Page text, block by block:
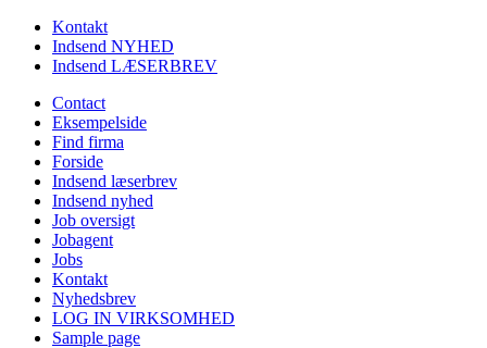
Kontakt
Indsend NYHED
Indsend LÆSERBREV
Contact
Eksempelside
Find firma
Forside
Indsend læserbrev
Indsend nyhed
Job oversigt
Jobagent
Jobs
Kontakt
Nyhedsbrev
LOG IN VIRKSOMHED
Sample page